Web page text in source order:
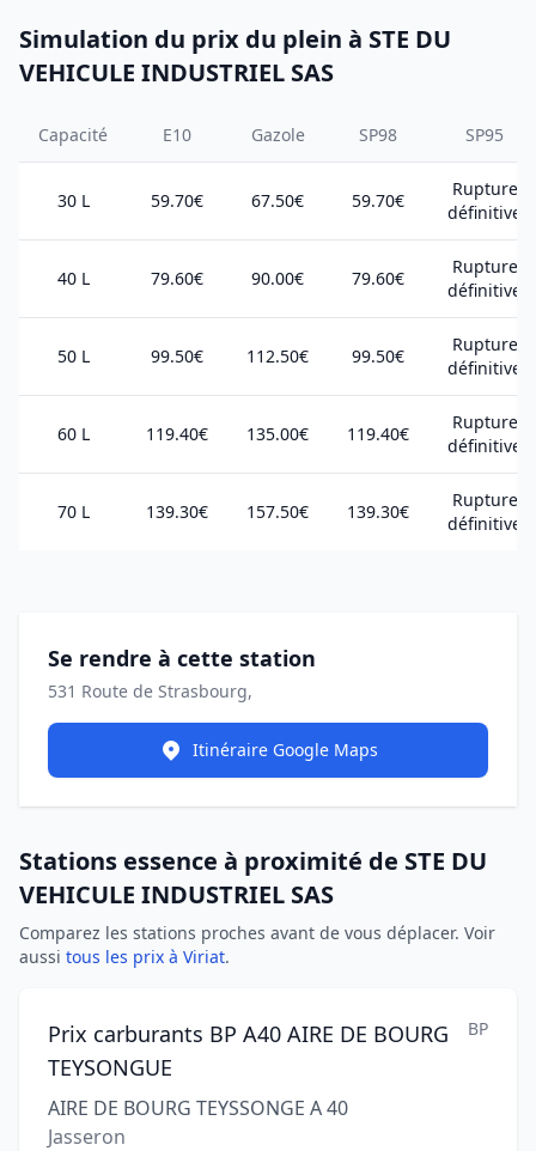
Simulation du prix du plein à STE DU
VEHICULE INDUSTRIEL SAS
Capacité E10 Gazole SP98 SP95
30 L 59.70€ 67.50€ 59.70€
Rupture
définitive
40 L 79.60€ 90.00€ 79.60€
Rupture
définitive
50 L 99.50€ 112.50€ 99.50€
Rupture
définitive
60 L 119.40€ 135.00€ 119.40€
Rupture
définitive
70 L 139.30€ 157.50€ 139.30€
Rupture
définitive
Se rendre à cette station
531 Route de Strasbourg,
Itinéraire Google Maps
Stations essence à proximité de STE DU
VEHICULE INDUSTRIEL SAS
Comparez les stations proches avant de vous déplacer. Voir
aussi tous les prix à Viriat.
Prix carburants BP A40 AIRE DE BOURG
TEYSONGUE
BP
AIRE DE BOURG TEYSSONGE A 40
Jasseron